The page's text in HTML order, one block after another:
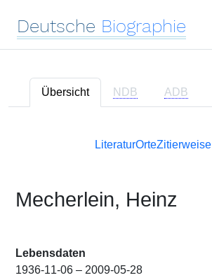
Deutsche Biographie
Übersicht NDB ADB
LiteraturOrteZitierweise
Mecherlein, Heinz
Lebensdaten
1936-11-06 – 2009-05-28